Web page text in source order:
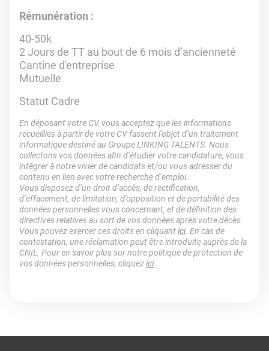
Rémunération :
40-50k
2 Jours de TT au bout de 6 mois d’ancienneté
Cantine d'entreprise
Mutuelle
Statut Cadre
En déposant votre CV, vous acceptez que les informations
recueillies à partir de votre CV fassent l’objet d’un traitement
informatique destiné au Groupe LINKING TALENTS. Nous
collectons vos données afin d’étudier votre candidature, vous
intégrer à notre vivier de candidats et/ou vous adresser du
contenu en lien avec votre recherche d’emploi.
Vous disposez d’un droit d’accès, de rectification,
d’effacement, de limitation, d’opposition et de portabilité des
données personnelles vous concernant, et de définition des
directives relatives au sort de vos données après votre décès.
Vous pouvez exercer ces droits en cliquantici. En cas de
contestation, une réclamation peut être introduite auprès de la
CNIL. Pour en savoir plus sur notre politique de protection de
vos données personnelles, cliquezici.